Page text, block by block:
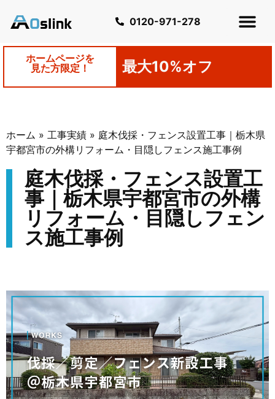
0120-971-278
ホームページを
見た方限定！
最大10%オフ
ホーム » 工事実績 » 庭木伐採・フェンス設置工事｜栃木県
宇都宮市の外構リフォーム・目隠しフェンス施工事例
庭木伐採・フェンス設置工
事｜栃木県宇都宮市の外構
リフォーム・目隠しフェン
ス施工事例